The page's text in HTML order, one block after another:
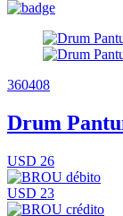
360408
Drum
USD 26
USD 23